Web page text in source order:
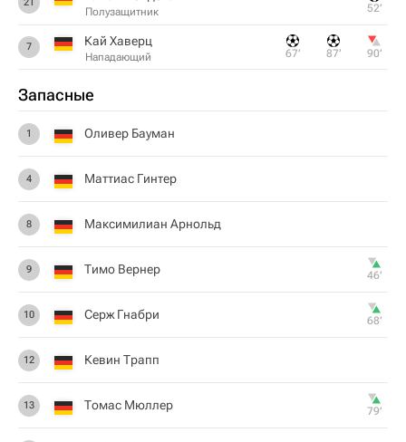
Полузащитник 52‎’‎
7 Кай Хаверц
Нападающий 67‎’‎ 87‎’‎ 90‎’‎
Запасные
1 Оливер Бауман
4 Маттиас Гинтер
8 Максимилиан Арнольд
9 Тимо Вернер 46‎’‎
10 Серж Гнабри 68‎’‎
12 Кевин Трапп
13 Томас Мюллер 79‎’‎